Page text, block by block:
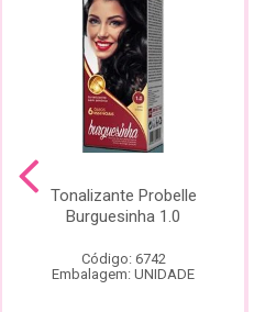
Tonalizante Probelle
Burguesinha 1.0
Código: 6742
Embalagem: UNIDADE